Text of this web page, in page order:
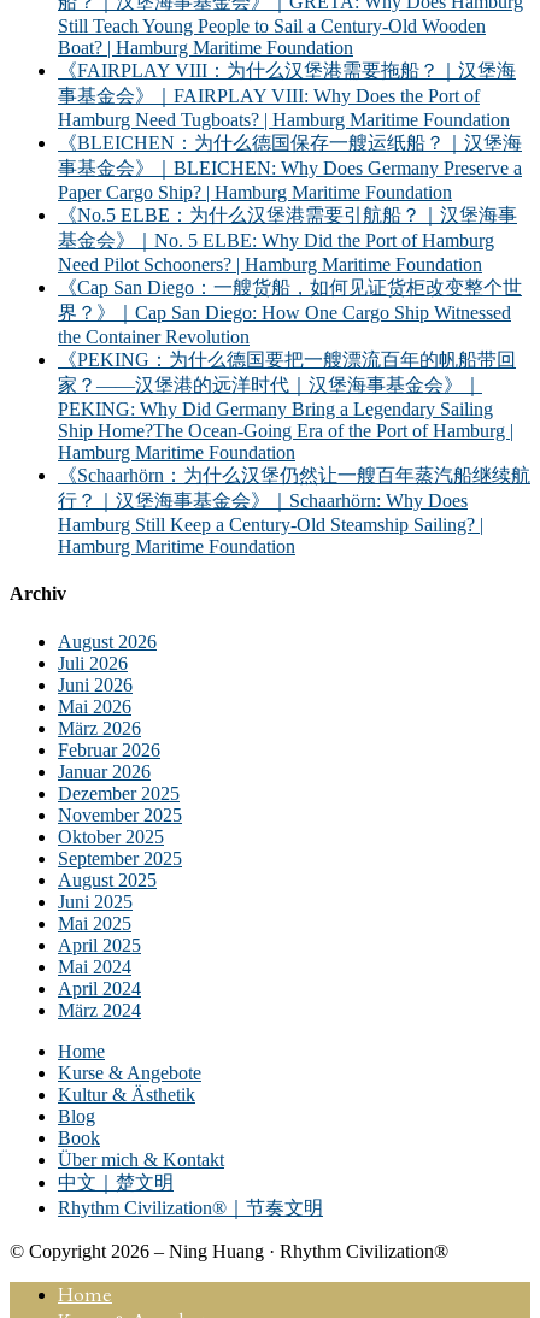
Still Teach Young People to Sail a Century-Old Wooden
Boat? | Hamburg Maritime Foundation
《FAIRPLAY VIII：为什么汉堡港需要拖船？｜汉堡海
事基金会》｜FAIRPLAY VIII: Why Does the Port of
Hamburg Need Tugboats? | Hamburg Maritime Foundation
《BLEICHEN：为什么德国保存一艘运纸船？｜汉堡海
事基金会》｜BLEICHEN: Why Does Germany Preserve a
Paper Cargo Ship? | Hamburg Maritime Foundation
《No.5 ELBE：为什么汉堡港需要引航船？｜汉堡海事
基金会》｜No. 5 ELBE: Why Did the Port of Hamburg
Need Pilot Schooners? | Hamburg Maritime Foundation
《Cap San Diego：一艘货船，如何见证货柜改变整个世
界？》｜Cap San Diego: How One Cargo Ship Witnessed
the Container Revolution
《PEKING：为什么德国要把一艘漂流百年的帆船带回
家？——汉堡港的远洋时代｜汉堡海事基金会》｜
PEKING: Why Did Germany Bring a Legendary Sailing
Ship Home?The Ocean-Going Era of the Port of Hamburg |
Hamburg Maritime Foundation
《Schaarhörn：为什么汉堡仍然让一艘百年蒸汽船继续航
行？｜汉堡海事基金会》｜Schaarhörn: Why Does
Hamburg Still Keep a Century-Old Steamship Sailing? |
Hamburg Maritime Foundation
Archiv
August 2026
Juli 2026
Juni 2026
Mai 2026
März 2026
Februar 2026
Januar 2026
Dezember 2025
November 2025
Oktober 2025
September 2025
August 2025
Juni 2025
Mai 2025
April 2025
Mai 2024
April 2024
März 2024
Home
Kurse & Angebote
Kultur & Ästhetik
Blog
Book
Über mich & Kontakt
中文｜楚文明
Rhythm Civilization®｜节奏文明
© Copyright 2026 – Ning Huang · Rhythm Civilization®
Home